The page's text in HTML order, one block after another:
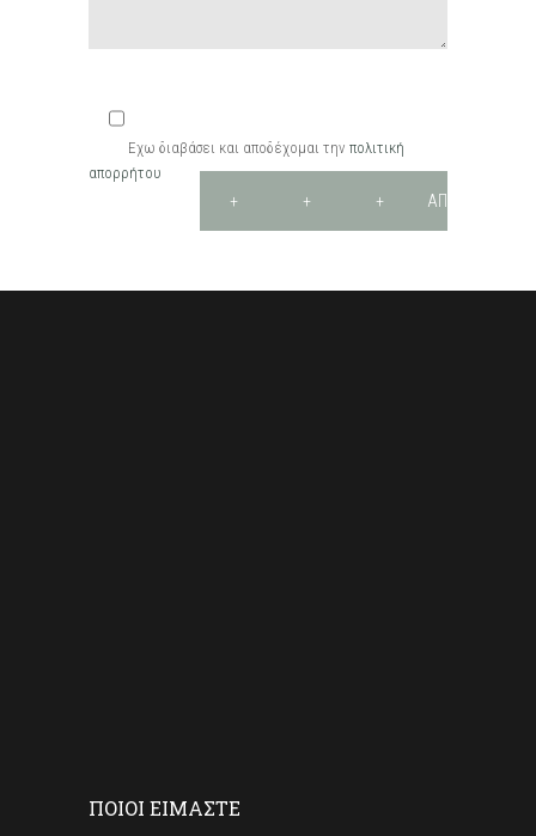
Εχω διαβάσει και αποδέχομαι την πολιτική
απορρήτου
ΠΟΙΟΙ ΕΙΜΑΣΤΕ